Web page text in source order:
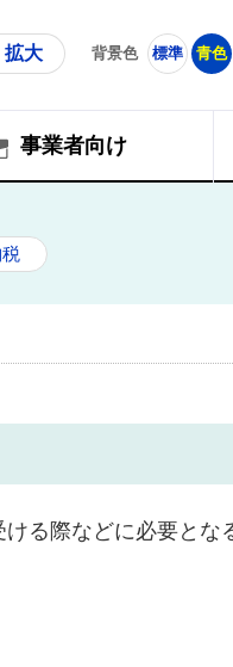
拡大 背景色 標準 青色
事業者向け
る際などに必要とな